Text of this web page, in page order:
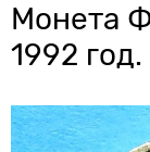
Монета
1992